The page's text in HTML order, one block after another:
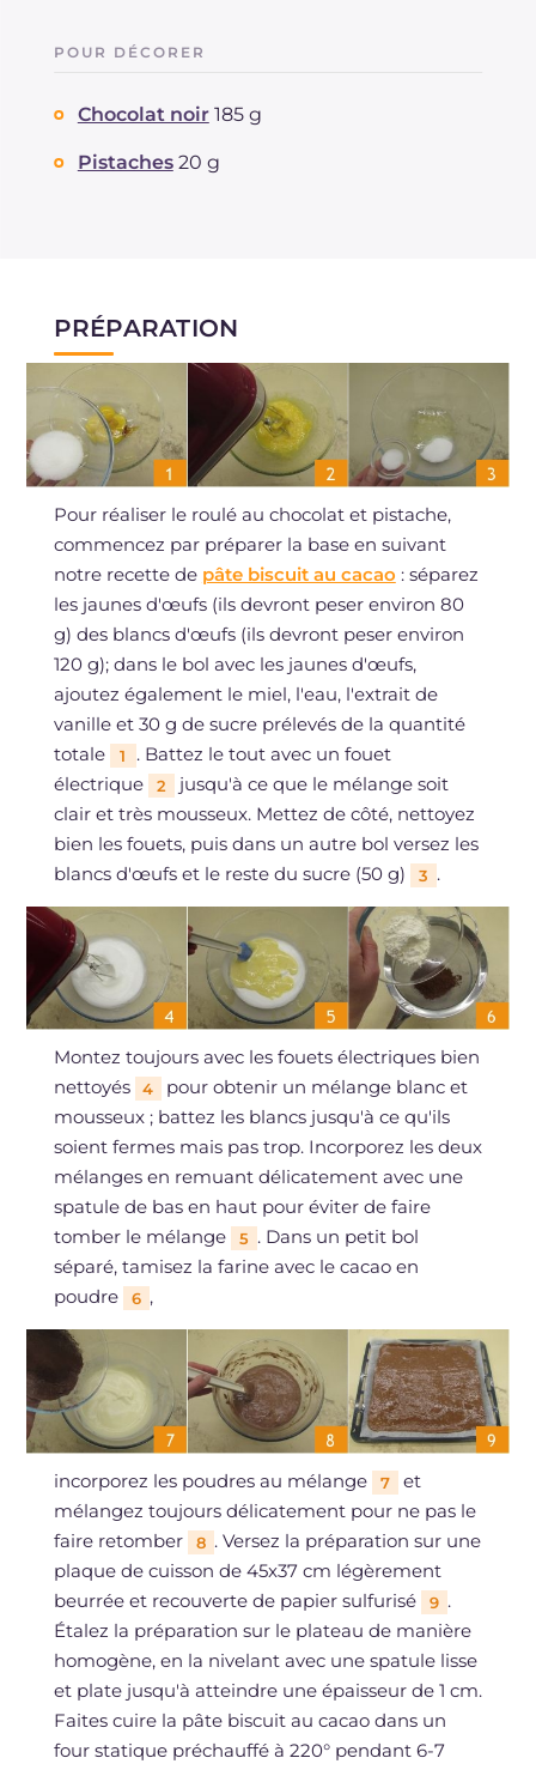
POUR DÉCORER
Chocolat noir 185 g
Pistaches 20 g
PRÉPARATION
Pour réaliser le roulé au chocolat et pistache,
commencez par préparer la base en suivant
notre recette de pâte biscuit au cacao : séparez
les jaunes d'œufs (ils devront peser environ 80
g) des blancs d'œufs (ils devront peser environ
120 g); dans le bol avec les jaunes d'œufs,
ajoutez également le miel, l'eau, l'extrait de
vanille et 30 g de sucre prélevés de la quantité
totale
1
. Battez le tout avec un fouet
électrique
2
jusqu'à ce que le mélange soit
clair et très mousseux. Mettez de côté, nettoyez
bien les fouets, puis dans un autre bol versez les
blancs d'œufs et le reste du sucre (50 g)
3 .
Montez toujours avec les fouets électriques bien
nettoyés
4
pour obtenir un mélange blanc et
mousseux ; battez les blancs jusqu'à ce qu'ils
soient fermes mais pas trop. Incorporez les deux
mélanges en remuant délicatement avec une
spatule de bas en haut pour éviter de faire
tomber le mélange
5 . Dans un petit bol
séparé, tamisez la farine avec le cacao en
poudre
6 ,
incorporez les poudres au mélange 7
et
mélangez toujours délicatement pour ne pas le
faire retomber
8 . Versez la préparation sur une
plaque de cuisson de 45x37 cm légèrement
beurrée et recouverte de papier sulfurisé
9 .
Étalez la préparation sur le plateau de manière
homogène, en la nivelant avec une spatule lisse
et plate jusqu'à atteindre une épaisseur de 1 cm.
Faites cuire la pâte biscuit au cacao dans un
four statique préchauffé à 220° pendant 6-7